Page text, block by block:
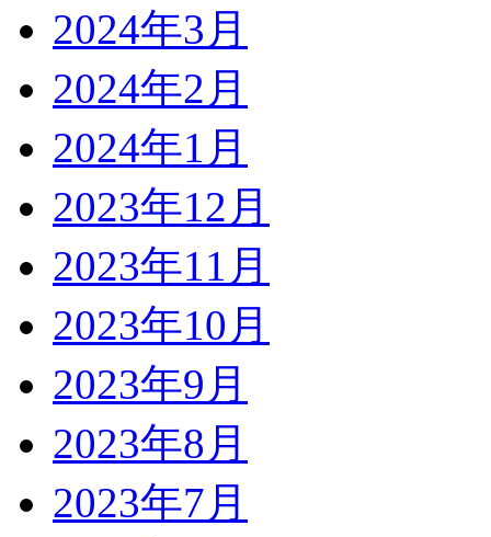
2024年3月
2024年2月
2024年1月
2023年12月
2023年11月
2023年10月
2023年9月
2023年8月
2023年7月